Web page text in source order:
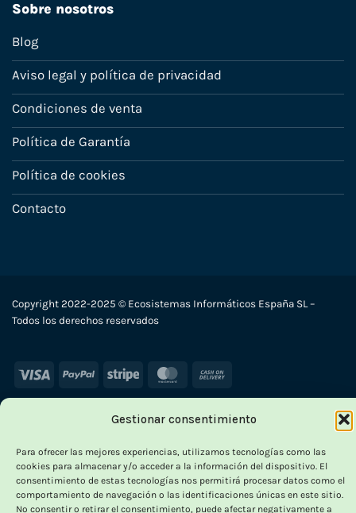
Gestionar consentimiento
Para ofrecer las mejores experiencias, utilizamos tecnologías como las
cookies para almacenar y/o acceder a la información del dispositivo. El
consentimiento de estas tecnologías nos permitirá procesar datos como el
comportamiento de navegación o las identificaciones únicas en este sitio.
No consentir o retirar el consentimiento, puede afectar negativamente a
Sobre nosotros
Blog
Aviso legal y política de privacidad
Condiciones de venta
Política de Garantía
Política de cookies
Contacto
Copyright 2022-2025 © Ecosistemas Informáticos España SL –
Todos los derechos reservados
Visa PayPal Stripe MasterCard
Delivery
-